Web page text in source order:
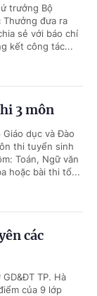
trưởng Bộ
Thưởng đưa ra
sẻ với báo chí
kết công tác...
3 môn
dục và Đào
thi tuyển sinh
Toán, Ngữ văn
hoặc bài thi tổ...
các
TP. Hà
của 9 lớp